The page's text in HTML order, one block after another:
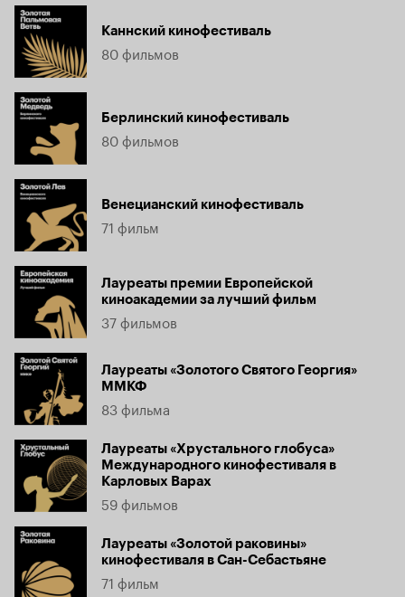
Каннский кинофестиваль
80 фильмов
Берлинский кинофестиваль
80 фильмов
Венецианский кинофестиваль
71 фильм
Лауреаты премии Европейской
киноакадемии за лучший фильм
37 фильмов
Лауреаты «Золотого Святого Георгия»
ММКФ
83 фильма
Лауреаты «Хрустального глобуса»
Международного кинофестиваля в
Карловых Варах
59 фильмов
Лауреаты «Золотой раковины»
кинофестиваля в Сан-Себастьяне
71 фильм